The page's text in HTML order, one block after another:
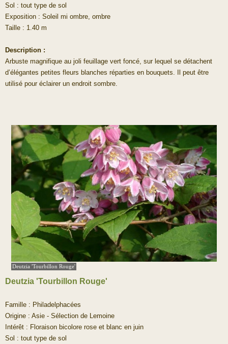
Sol : tout type de sol
Exposition : Soleil mi ombre, ombre
Taille : 1.40 m
Description :
Arbuste magnifique au joli feuillage vert foncé, sur lequel se détachent
d’élégantes petites fleurs blanches réparties en bouquets. Il peut être
utilisé pour éclairer un endroit sombre.
Deutzia 'Tourbillon Rouge'
Deutzia 'Tourbillon Rouge'
Famille : Philadelphacées
Origine : Asie - Sélection de Lemoine
Intérêt : Floraison bicolore rose et blanc en juin
Sol : tout type de sol